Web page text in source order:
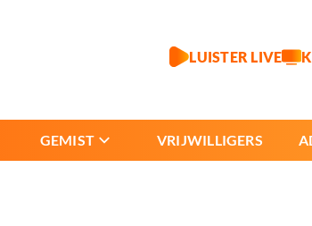
LUISTER LIVE
GEMIST VRIJWILLIGERS